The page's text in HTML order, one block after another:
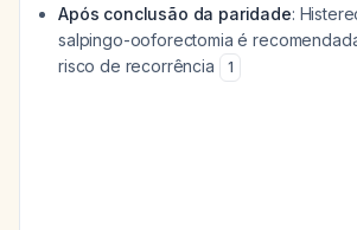
Após conclusão da paridade:
salpingo-ooforectomia é
risco de recorrência
1